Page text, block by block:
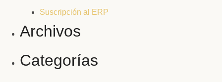
Suscripción al ERP
Archivos
Categorías